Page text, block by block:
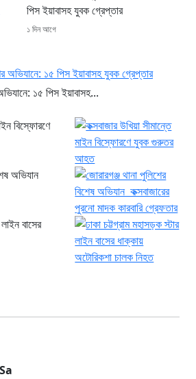
পিস ইয়াবাসহ যুবক গ্রেপ্তার
১ দিন আগে
১৫ পিস ইয়াবাসহ...
বিস্ফোরণে
অভিযান
বাসের
Sa